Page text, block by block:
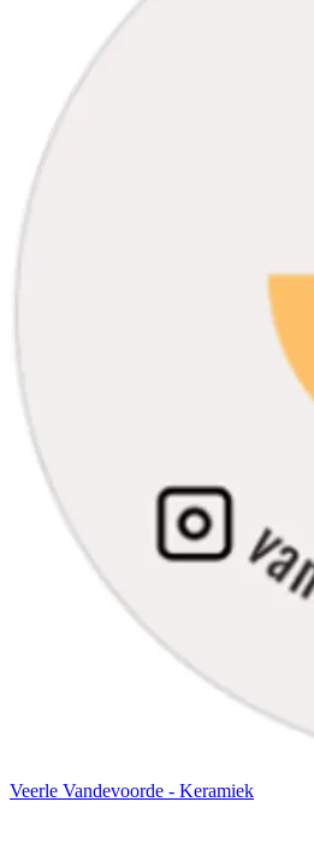
Veerle Vandevoorde - Keramiek